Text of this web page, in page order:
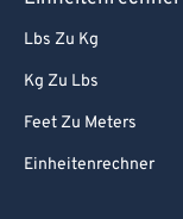
Lbs Zu Kg
Kg Zu Lbs
Feet Zu Meters
Einheitenrechner